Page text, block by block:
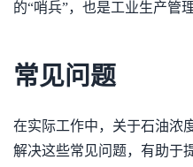
的“哨兵”，也是工业生产管理
常见问题
在实际工作中，关于石油浓
解决这些常见问题，有助于